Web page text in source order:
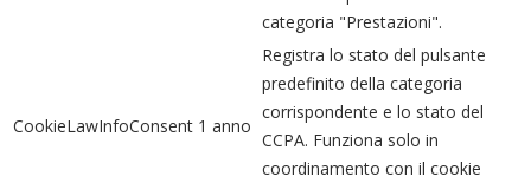
categoria "Prestazioni".
CookieLawInfoConsent 1 anno
Registra lo stato del pulsante
predefinito della categoria
corrispondente e lo stato del
CCPA. Funziona solo in
coordinamento con il cookie